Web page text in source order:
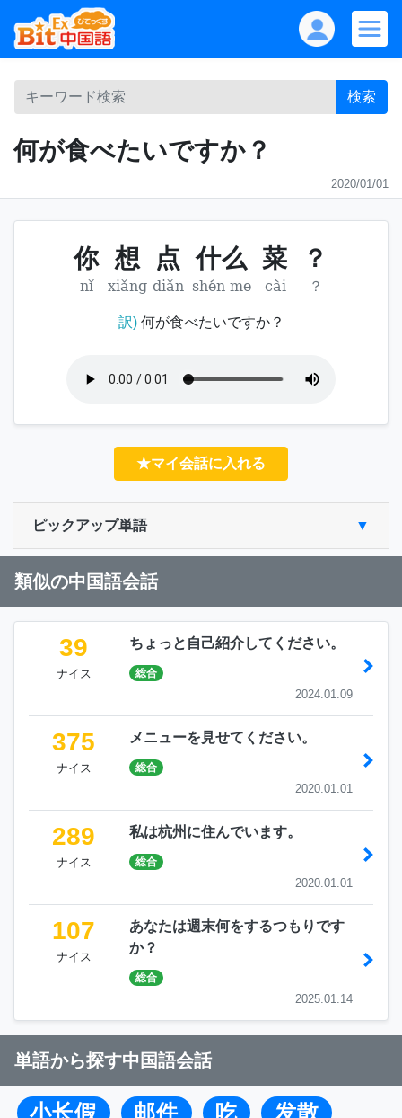
検索
何が食べたいですか？
2020/01/01
你 想 点 什么 菜 ？
nǐ xiǎng diǎn shén me cài ？
訳)何が食べたいですか？
★マイ会話に入れる
ピックアップ単語
類似の中国語会話
39
ナイス
ちょっと自己紹介してください。
総合
2024.01.09
375
ナイス
メニューを見せてください。
総合
2020.01.01
289
ナイス
私は杭州に住んでいます。
総合
2020.01.01
107
ナイス
あなたは週末何をするつもりです
か？
総合
2025.01.14
単語から探す中国語会話
小长假 邮件 吃
发散